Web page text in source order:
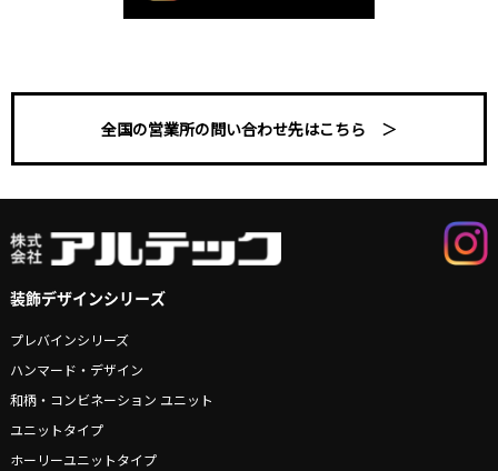
全国の営業所の問い合わせ先はこちら ＞
装飾デザインシリーズ
プレバインシリーズ
ハンマード・デザイン
和柄・コンビネーション ユニット
ユニットタイプ
ホーリーユニットタイプ